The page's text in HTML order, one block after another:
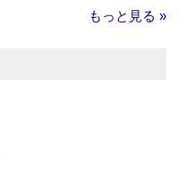
もっと見る »